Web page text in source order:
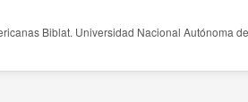
Biblat. Universidad Nacional Autónoma